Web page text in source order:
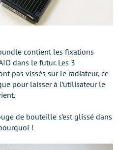
contient les fixations
dans le futur. Les 3
pas vissés sur le radiateur, ce
pour laisser à l’utilisateur le
de bouteille s’est glissé dans
!